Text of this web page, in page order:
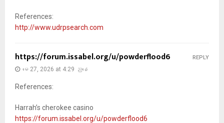
References:
http://www.udrpsearch.com
https://forum.issabel.org/u/powderflood6
မေ 27, 2026 at 4:29 ညနေ
References:
Harrah’s cherokee casino
https://forum.issabel.org/u/powderflood6
REPLY